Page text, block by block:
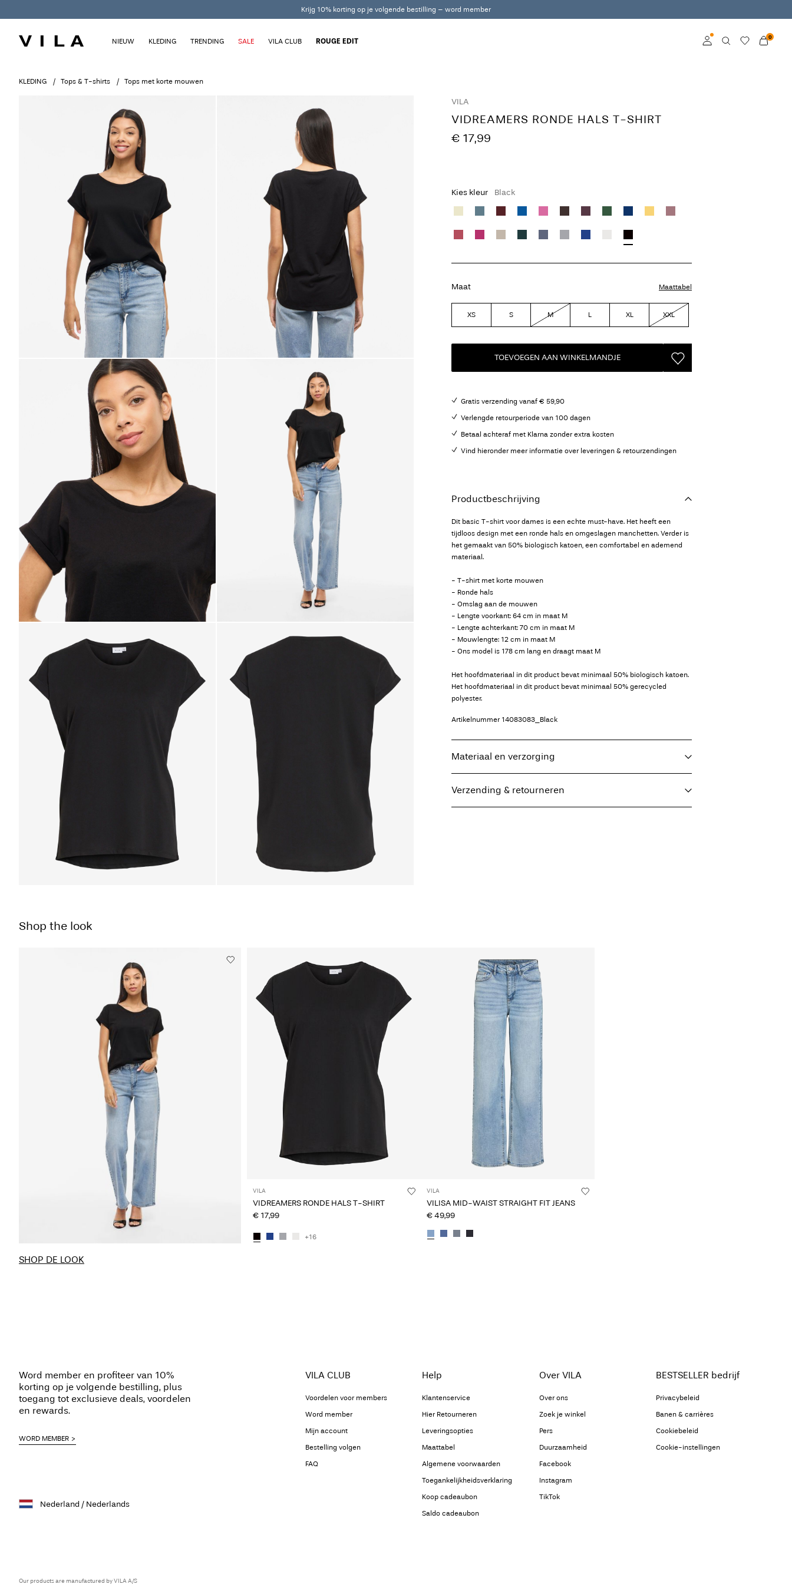
Krijg 10% korting op je volgende bestilling – word member
0
NIEUW KLEDING TRENDING SALE VILA CLUB ROUGE EDIT
KLEDING Tops & T-shirts Tops met korte mouwen
VILA
VIDREAMERS RONDE HALS T-SHIRT
€ 17,99
Kies kleur Black
Maat Maattabel
XS S M L XL XXL
TOEVOEGEN AAN WINKELMANDJE
Gratis verzending vanaf € 59,90
Verlengde retourperiode van 100 dagen
Betaal achteraf met Klarna zonder extra kosten
Vind hieronder meer informatie over leveringen & retourzendingen
Productbeschrijving
Dit basic T-shirt voor dames is een echte must-have. Het heeft een
tijdloos design met een ronde hals en omgeslagen manchetten. Verder is
het gemaakt van 50% biologisch katoen, een comfortabel en ademend
materiaal.
- T-shirt met korte mouwen
- Ronde hals
- Omslag aan de mouwen
- Lengte voorkant: 64 cm in maat M
- Lengte achterkant: 70 cm in maat M
- Mouwlengte: 12 cm in maat M
- Ons model is 178 cm lang en draagt maat M
Het hoofdmateriaal in dit product bevat minimaal 50% biologisch katoen.
Het hoofdmateriaal in dit product bevat minimaal 50% gerecycled
polyester.
Artikelnummer 14083083_Black
Materiaal en verzorging
Verzending & retourneren
Verzendopties
Retourneren & Omruilen
Shop the look
SHOP DE LOOK
VILA
VIDREAMERS RONDE HALS T-SHIRT
€ 17,99
+16
VILA
VILISA MID-WAIST STRAIGHT FIT JEANS
€ 49,99
Word member en profiteer van 10%
korting op je volgende bestilling, plus
toegang tot exclusieve deals, voordelen
en rewards.
WORD MEMBER
VILA CLUB
Voordelen voor members
Word member
Mijn account
Bestelling volgen
FAQ
Help
Klantenservice
Hier Retourneren
Leveringsopties
Maattabel
Algemene voorwaarden
Toegankelijkheidsverklaring
Koop cadeaubon
Saldo cadeaubon
Over VILA
Over ons
Zoek je winkel
Pers
Duurzaamheid
Facebook
Instagram
TikTok
BESTSELLER bedrijf
Privacybeleid
Banen & carrières
Cookiebeleid
Cookie-instellingen
Nederland / Nederlands
Our products are manufactured by VILA A/S